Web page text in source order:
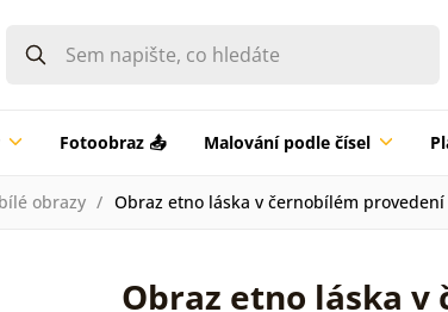
Fotoobraz 📤 Malování podle čísel
obrazy Obraz etno láska v černobílém provedení
Obraz etno láska